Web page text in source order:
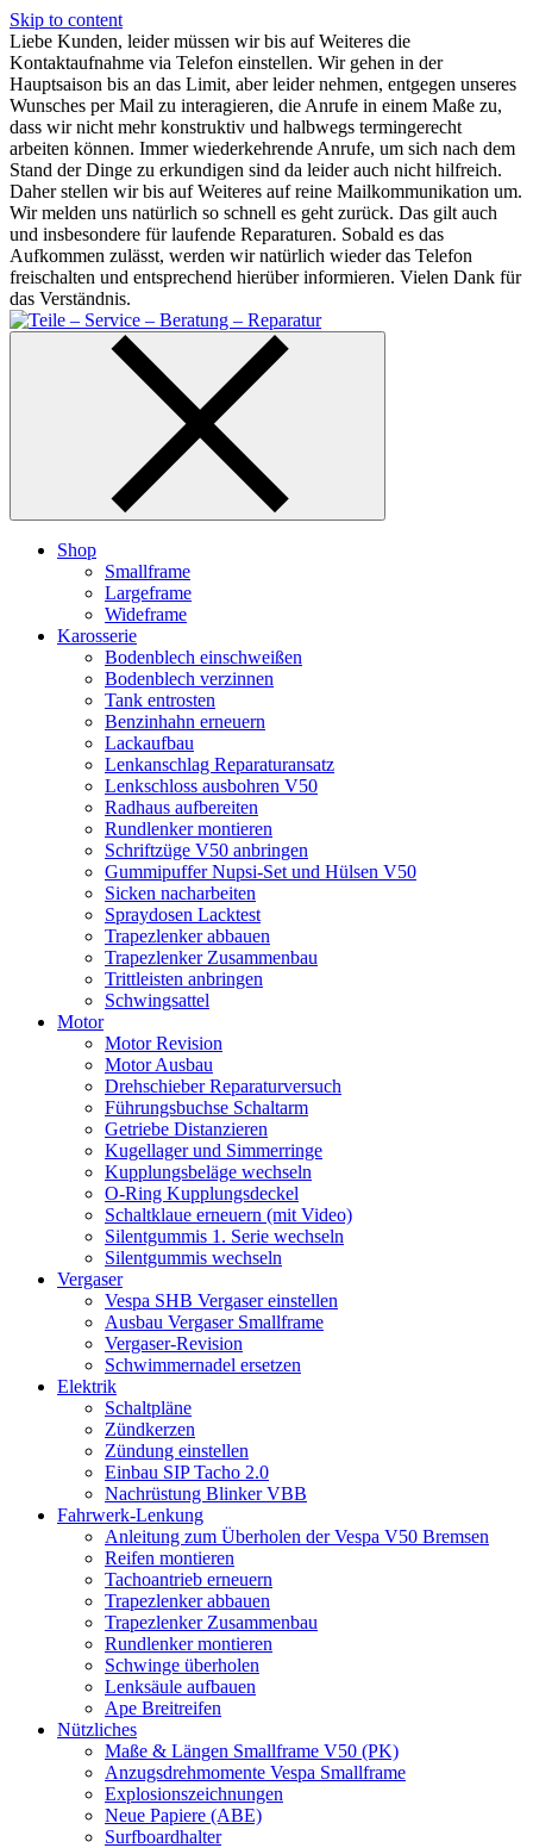
Skip to content
Liebe Kunden, leider müssen wir bis auf Weiteres die
Kontaktaufnahme via Telefon einstellen. Wir gehen in der
Hauptsaison bis an das Limit, aber leider nehmen, entgegen unseres
Wunsches per Mail zu interagieren, die Anrufe in einem Maße zu,
dass wir nicht mehr konstruktiv und halbwegs termingerecht
arbeiten können. Immer wiederkehrende Anrufe, um sich nach dem
Stand der Dinge zu erkundigen sind da leider auch nicht hilfreich.
Daher stellen wir bis auf Weiteres auf reine Mailkommunikation um.
Wir melden uns natürlich so schnell es geht zurück. Das gilt auch
und insbesondere für laufende Reparaturen. Sobald es das
Aufkommen zulässt, werden wir natürlich wieder das Telefon
freischalten und entsprechend hierüber informieren. Vielen Dank für
das Verständnis.
Shop
Smallframe
Largeframe
Wideframe
Karosserie
Bodenblech einschweißen
Bodenblech verzinnen
Tank entrosten
Benzinhahn erneuern
Lackaufbau
Lenkanschlag Reparaturansatz
Lenkschloss ausbohren V50
Radhaus aufbereiten
Rundlenker montieren
Schriftzüge V50 anbringen
Gummipuffer Nupsi-Set und Hülsen V50
Sicken nacharbeiten
Spraydosen Lacktest
Trapezlenker abbauen
Trapezlenker Zusammenbau
Trittleisten anbringen
Schwingsattel
Motor
Motor Revision
Motor Ausbau
Drehschieber Reparaturversuch
Führungsbuchse Schaltarm
Getriebe Distanzieren
Kugellager und Simmerringe
Kupplungsbeläge wechseln
O-Ring Kupplungsdeckel
Schaltklaue erneuern (mit Video)
Silentgummis 1. Serie wechseln
Silentgummis wechseln
Vergaser
Vespa SHB Vergaser einstellen
Ausbau Vergaser Smallframe
Vergaser-Revision
Schwimmernadel ersetzen
Elektrik
Schaltpläne
Zündkerzen
Zündung einstellen
Einbau SIP Tacho 2.0
Nachrüstung Blinker VBB
Fahrwerk-Lenkung
Anleitung zum Überholen der Vespa V50 Bremsen
Reifen montieren
Tachoantrieb erneuern
Trapezlenker abbauen
Trapezlenker Zusammenbau
Rundlenker montieren
Schwinge überholen
Lenksäule aufbauen
Ape Breitreifen
Nützliches
Maße & Längen Smallframe V50 (PK)
Anzugsdrehmomente Vespa Smallframe
Explosionszeichnungen
Neue Papiere (ABE)
Surfboardhalter